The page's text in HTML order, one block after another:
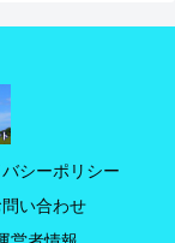
シーポリシー
問い合わせ